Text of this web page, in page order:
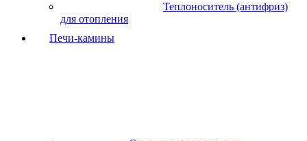
Теплоноситель (антифриз)
для отопления
Печи-камины